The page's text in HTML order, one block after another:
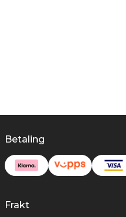
Betaling
Frakt